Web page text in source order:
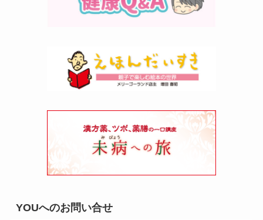
YOUへのお問い合せ